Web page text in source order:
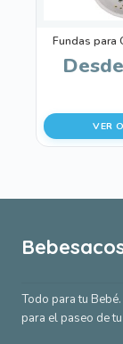
Fundas para
Desde
VER
elegir
página
de
Todo para tu
para el paseo de